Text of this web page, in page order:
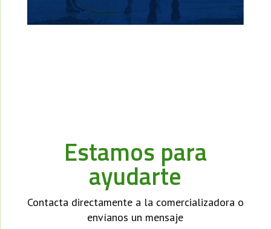
Estamos para
ayudarte
Contacta directamente a la comercializadora o
envíanos un mensaje